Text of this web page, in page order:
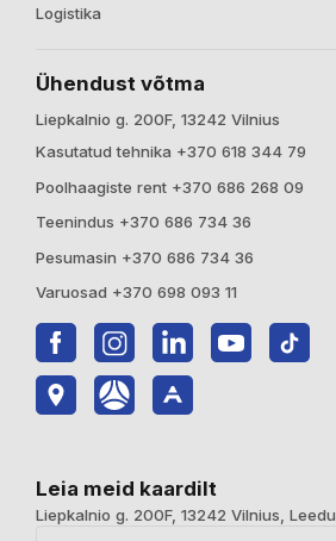
Logistika
Ühendust võtma
Liepkalnio g. 200F, 13242 Vilnius
Kasutatud tehnika +370 618 344 79
Poolhaagiste rent +370 686 268 09
Teenindus +370 686 734 36
Pesumasin +370 686 734 36
Varuosad +370 698 093 11
Leia meid kaardilt
Liepkalnio g. 200F, 13242 Vilnius, Leedu